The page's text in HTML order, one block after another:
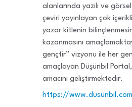
alanlarında yazılı ve
çeviri yayınlayan çok
yazar kitlenin
kazanmasını
gençtir” vizyonu ile her
amaçlayan Düşünbil
amacını geliştirmektedir.
https://www.dusunbil.com